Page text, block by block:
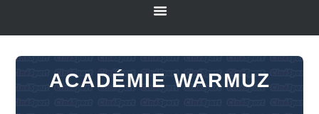
ACADÉMIE WARMUZ